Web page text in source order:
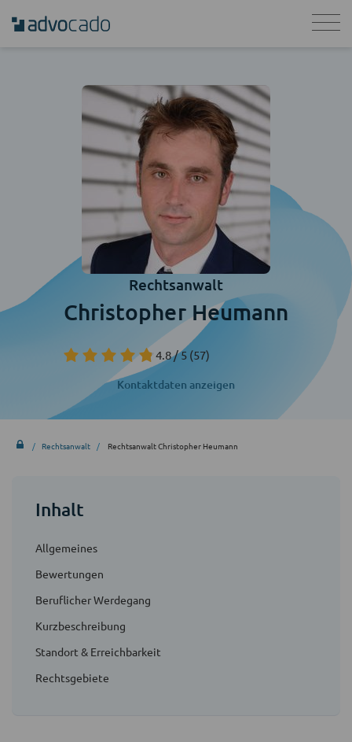
Rechtsanwalt
Christopher Heumann
4.8 / 5 (57)
Kontaktdaten anzeigen
Rechtsanwalt Rechtsanwalt Christopher Heumann
Inhalt
Allgemeines
Bewertungen
Beruflicher Werdegang
Kurzbeschreibung
Standort & Erreichbarkeit
Rechtsgebiete